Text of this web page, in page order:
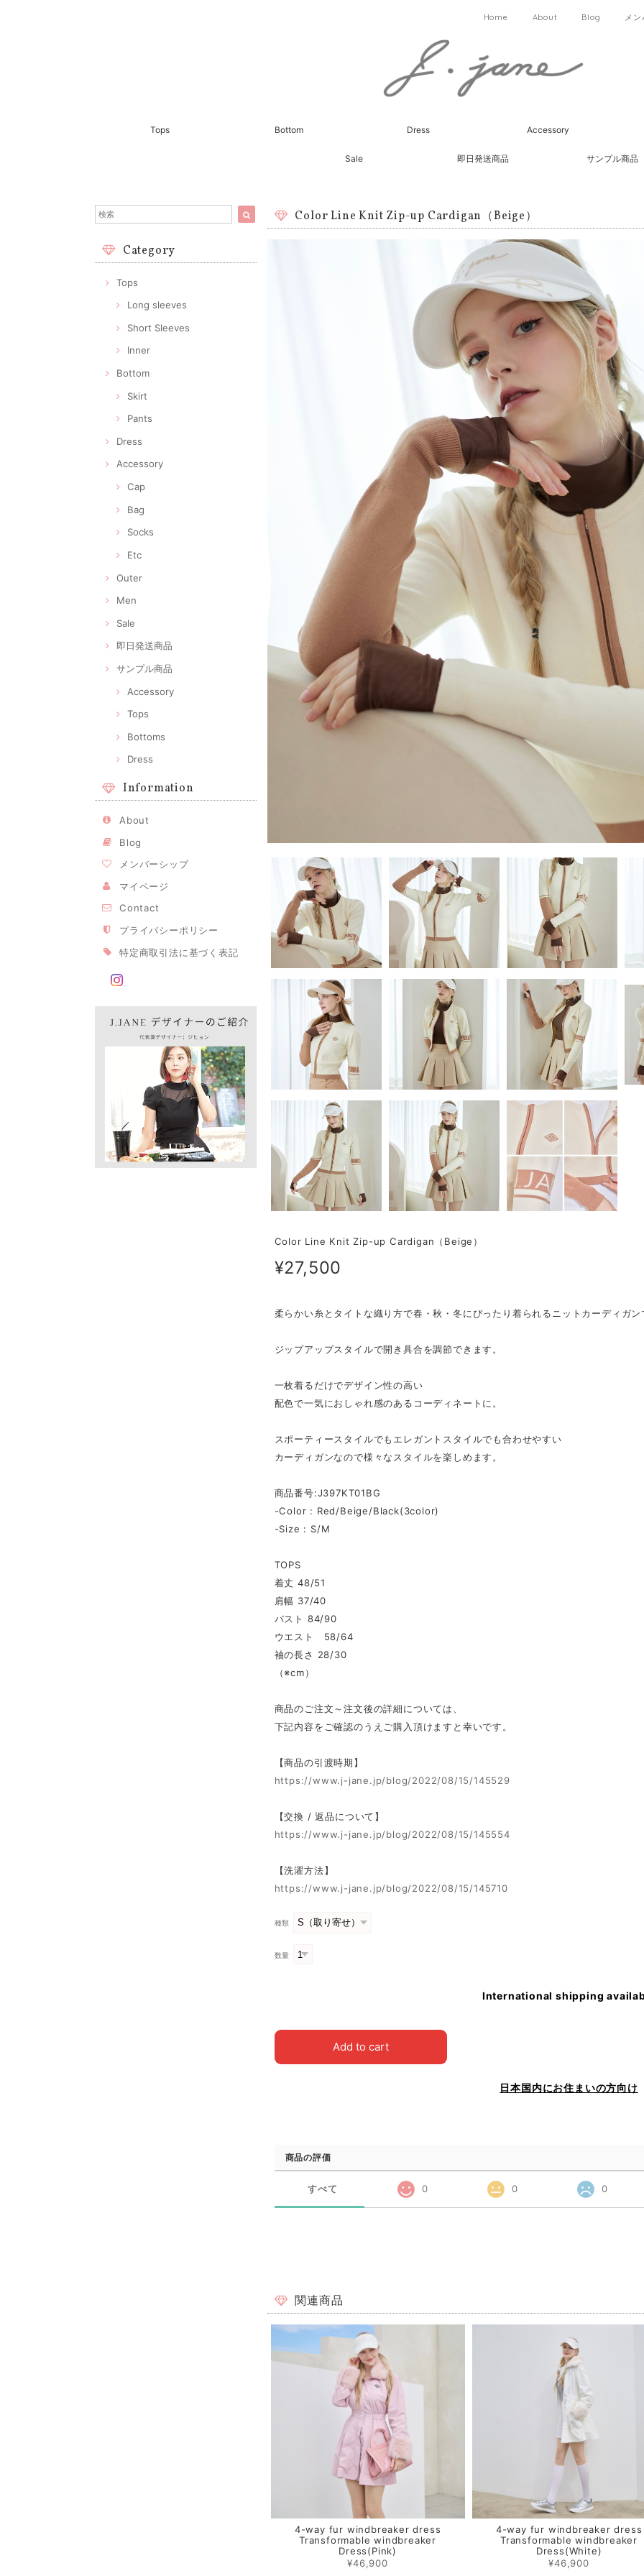
Home About Blog メ
Tops Bottom Dress Accessory
Sale 即日発送商品 サンプル商品
Category
Tops
Long sleeves
Short Sleeves
Inner
Bottom
Skirt
Pants
Dress
Accessory
Cap
Bag
Socks
Etc
Outer
Men
Sale
即日発送商品
サンプル商品
Accessory
Tops
Bottoms
Dress
Information
About
Blog
メンバーシップ
マイページ
Contact
プライバシーポリシー
特定商取引法に基づく表記
Color Line Knit Zip-up Cardigan（Beige）
Color Line Knit Zip-up Cardigan（Beige）
¥27,500
柔らかい糸とタイトな織り方で春・秋・冬にぴったり着られるニットカーディガン
ジップアップスタイルで開き具合を調節できます。
一枚着るだけでデザイン性の高い
配色で一気におしゃれ感のあるコーディネートに。
スポーティースタイルでもエレガントスタイルでも合わせやすい
カーディガンなので様々なスタイルを楽しめます。
商品番号:J397KT01BG
-Color : Red/Beige/Black(3color)
-Size : S/M
TOPS
着丈 48/51
肩幅 37/40
バスト 84/90
ウエスト 58/64
袖の長さ 28/30
（※cm）
商品のご注文～注文後の詳細については、
下記内容をご確認のうえご購入頂けますと幸いです。
【商品の引渡時期】
https://www.j-jane.jp/blog/2022/08/15/145529
【交換 / 返品について】
https://www.j-jane.jp/blog/2022/08/15/145554
【洗濯方法】
https://www.j-jane.jp/blog/2022/08/15/145710
種類
数量
International shipping
Add to cart
日本国内にお住まいの方向け
商品の評価
すべて 0 0 0
関連商品
4-way fur windbreaker dress
Transformable windbreaker
Dress(Pink)
¥46,900
4-way fur windbreaker dress
Transformable windbreaker
Dress(White)
¥46,900